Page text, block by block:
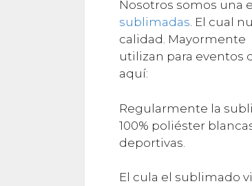
Nosotros somos una
sublimadas. El cual
calidad. Mayormente
utilizan para eventos
aquí:
Regularmente la
100% poliéster
deportivas.
El cula el sublimado